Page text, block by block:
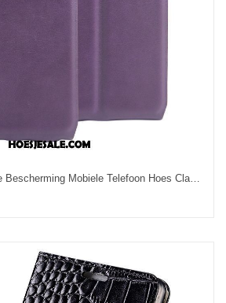
Sony Xperia E5 Hoesje Bescherming Mobiele Telefoon Hoes Clamshell Anti-fall Kopen